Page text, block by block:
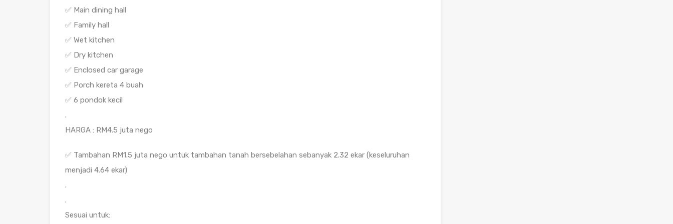
✅ Main dining hall
✅ Family hall
✅ Wet kitchen
✅ Dry kitchen
✅ Enclosed car garage
✅ Porch kereta 4 buah
✅ 6 pondok kecil
.
HARGA : RM4.5 juta nego
✅ Tambahan RM1.5 juta nego untuk tambahan tanah bersebelahan sebanyak 2.32 ekar (keseluruhan
menjadi 4.64 ekar)
.
.
Sesuai untuk: